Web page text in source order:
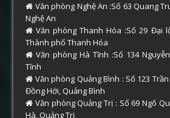
Văn phòng Nghệ An :Số 63 Quang
Nghệ An
Văn phòng Thanh Hóa :Số 29 Đại
Thành phố Thanh Hóa
Văn phòng Hà Tĩnh :Số 134
Tĩnh
Văn phòng Quảng Bình : Số 123
Đồng Hới, Quảng Bình
Văn phòng Quảng Trị : Số 69 Ngô
Hà, Quảng Trị